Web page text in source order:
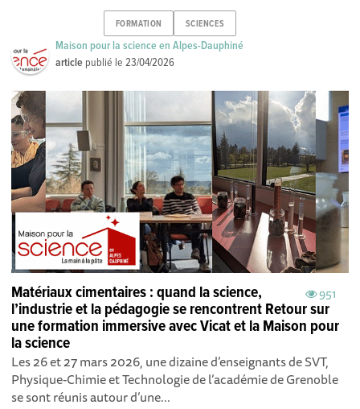
FORMATION SCIENCES
Maison pour la science en Alpes-Dauphiné
article publié le23/04/2026
951
Matériaux cimentaires : quand la science,
l’industrie et la pédagogie se rencontrent Retour sur
une formation immersive avec Vicat et la Maison pour
la science
Les 26 et 27 mars 2026, une dizaine d’enseignants de SVT,
Physique-Chimie et Technologie de l’académie de Grenoble
se sont réunis autour d’une...